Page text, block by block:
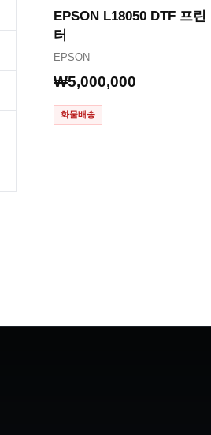
EPSON L18050 DTF 프린
터
EPSON
₩5,000,000
화물배송